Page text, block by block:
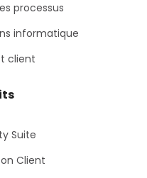
processus
informatique
client
Suite
Client